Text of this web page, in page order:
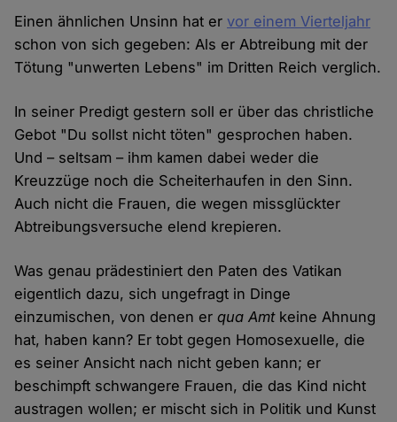
Einen ähnlichen Unsinn hat ervor einem Vierteljahr
schon von sich gegeben: Als er Abtreibung mit der
Tötung "unwerten Lebens" im Dritten Reich verglich.
In seiner Predigt gestern soll er über das christliche
Gebot "Du sollst nicht töten" gesprochen haben.
Und – seltsam – ihm kamen dabei weder die
Kreuzzüge noch die Scheiterhaufen in den Sinn.
Auch nicht die Frauen, die wegen missglückter
Abtreibungsversuche elend krepieren.
Was genau prädestiniert den Paten des Vatikan
eigentlich dazu, sich ungefragt in Dinge
einzumischen, von denen erqua Amtkeine Ahnung
hat, haben kann? Er tobt gegen Homosexuelle, die
es seiner Ansicht nach nicht geben kann; er
beschimpft schwangere Frauen, die das Kind nicht
austragen wollen; er mischt sich in Politik und Kunst